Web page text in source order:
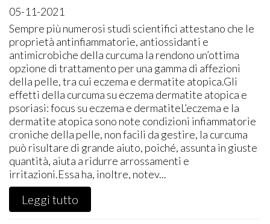
05-11-2021
​Sempre più numerosi studi scientifici attestano che le
proprietà antinfiammatorie, antiossidanti e
antimicrobiche della curcuma la rendono un’ottima
opzione di trattamento per una gamma di affezioni
della pelle, tra cui eczema e dermatite atopica.Gli
effetti della curcuma su eczema dermatite atopica e
psoriasi: focus su eczema e dermatiteL’eczema e la
dermatite atopica sono note condizioni infiammatorie
croniche della pelle, non facili da gestire, la curcuma
può risultare di grande aiuto, poiché, assunta in giuste
quantità, aiuta a ridurre arrossamenti e
irritazioni.Essa ha, inoltre, notev...
Leggi tutto